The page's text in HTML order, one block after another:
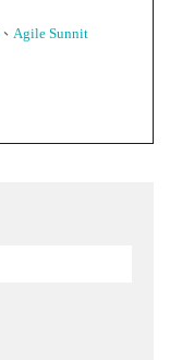
、 Agile Sunnit